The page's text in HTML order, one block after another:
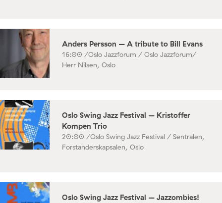
Anders Persson – A tribute to Bill Evans
16:00 /Oslo Jazzforum / Oslo Jazzforum/
Herr Nilsen, Oslo
Oslo Swing Jazz Festival – Kristoffer
Kompen Trio
20:00 /Oslo Swing Jazz Festival / Sentralen,
Forstanderskapsalen, Oslo
Oslo Swing Jazz Festival – Jazzombies!